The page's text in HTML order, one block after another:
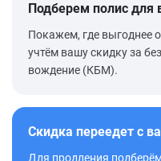
Подберем полис для
Покажем, где выгоднее
учтём вашу скидку за
вождение (КБМ).
Скидка переедет с
Для продления